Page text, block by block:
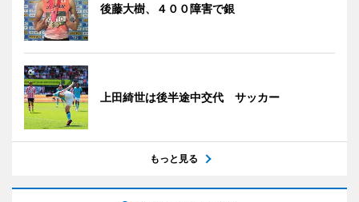
後藤大樹、４００障害で銀
上田綺世は後半途中交代 サッカー
もっと見る